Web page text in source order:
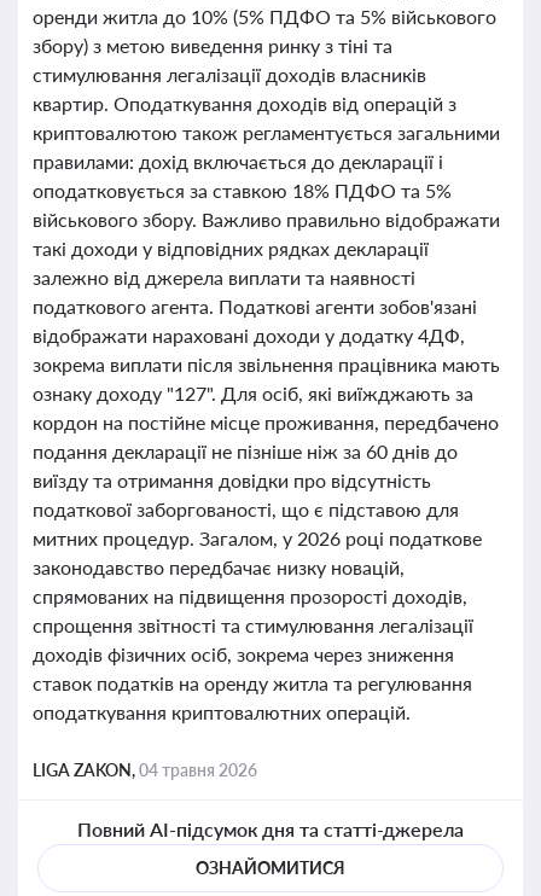
оренди житла до 10% (5% ПДФО та 5% військового
збору) з метою виведення ринку з тіні та
стимулювання легалізації доходів власників
квартир. Оподаткування доходів від операцій з
криптовалютою також регламентується загальними
правилами: дохід включається до декларації і
оподатковується за ставкою 18% ПДФО та 5%
військового збору. Важливо правильно відображати
такі доходи у відповідних рядках декларації
залежно від джерела виплати та наявності
податкового агента. Податкові агенти зобов'язані
відображати нараховані доходи у додатку 4ДФ,
зокрема виплати після звільнення працівника мають
ознаку доходу "127". Для осіб, які виїжджають за
кордон на постійне місце проживання, передбачено
подання декларації не пізніше ніж за 60 днів до
виїзду та отримання довідки про відсутність
податкової заборгованості, що є підставою для
митних процедур. Загалом, у 2026 році податкове
законодавство передбачає низку новацій,
спрямованих на підвищення прозорості доходів,
спрощення звітності та стимулювання легалізації
доходів фізичних осіб, зокрема через зниження
ставок податків на оренду житла та регулювання
оподаткування криптовалютних операцій.
LIGA ZAKON,04 травня 2026
Повний AI-підсумок дня та статті-джерела
ОЗНАЙОМИТИСЯ